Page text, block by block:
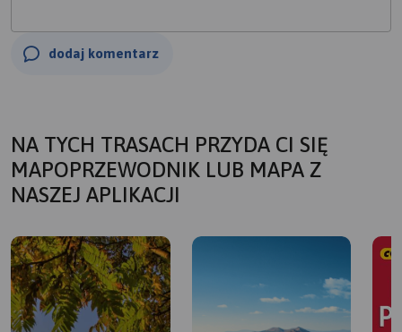
dodaj komentarz
NA TYCH TRASACH PRZYDA CI SIĘ
MAPOPRZEWODNIK LUB MAPA Z
NASZEJ APLIKACJI